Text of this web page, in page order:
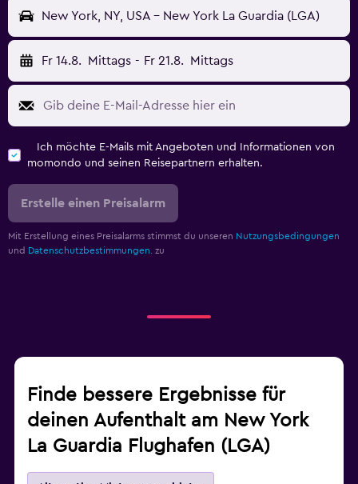
New York, NY, USA - New York La Guardia (LGA)
Fr 14.8. Mittags - Fr 21.8. Mittags
Ich möchte E-Mails mit Angeboten und Informationen von
momondo und seinen Reisepartnern erhalten.
Erstelle einen Preisalarm
Mit Erstellung eines Preisalarms stimmst du unseren Nutzungsbedingungen
und Datenschutzbestimmungen. zu
Finde bessere Ergebnisse für
deinen Aufenthalt am New York
La Guardia Flughafen (LGA)